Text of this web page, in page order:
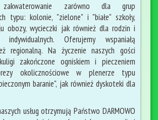
zakwaterowanie zarówno dla grup
typu: kolonie, "zielone" i "białe" szkoły,
obozy, wycieczki jak również dla rodzin i
indywidualnych. Oferujemy wspaniałą
regionalną. Na życzenie naszych gości
zakończone ogniskiem i pieczeniem
okolicznościowe w plenerze typu
baranie", jak również dyskoteki dla
usług otrzymują Państwo DARMOWO